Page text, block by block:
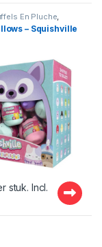
En Pluche
– Squishville
stuk. Incl.
op